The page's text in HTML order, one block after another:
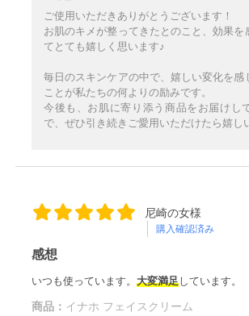
ご使用いただきありがとうございます！
お肌のキメが整ってきたとのこと、効果を
てとても嬉しく思います♪
毎日のスキンケアの中で、嬉しい変化を感
ことが私たちの何よりの励みです。
今後も、お肌に寄り添う商品をお届けし
で、ぜひ引き続きご愛用いただけたら嬉し
尼崎の女様
購入確認済み
感想
いつも使っています。 大変満足しています。
商品： イナホ フェイスクリーム